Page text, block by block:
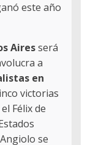
este año
Airesserá
a
en
victorias
Félix de
se